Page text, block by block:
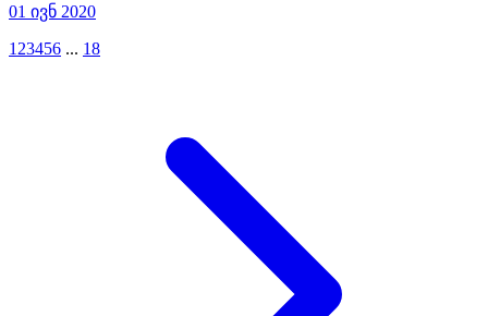
01 ივნ 2020
1 23456 ... 18